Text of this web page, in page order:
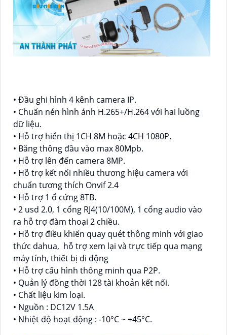
• Đầu ghi hình 4 kênh camera IP.
• Chuẩn nén hình ảnh H.265+/H.264 với hai luồng
dữ liệu.
• Hỗ trợ hiển thị 1CH 8M hoặc 4CH 1080P.
• Băng thông đầu vào max 80Mpb.
• Hỗ trợ lên đến camera 8MP.
• Hỗ trợ kết nối nhiều thương hiệu camera với
chuẩn tương thích Onvif 2.4
• Hỗ trợ 1 ổ cứng 8TB.
• 2 usd 2.0, 1 cổng RJ4(10/100M), 1 cổng audio vào
ra hỗ trợ đàm thoại 2 chiều.
• Hỗ trợ điều khiển quay quét thông minh với giao
thức dahua, hỗ trợ xem lại và trực tiếp qua mạng
máy tính, thiết bị di động
• Hỗ trợ cấu hình thông minh qua P2P.
• Quản lý đồng thời 128 tài khoản kết nối.
• Chất liệu kim loại.
• Nguồn : DC12V 1.5A
• Nhiệt độ hoạt động : -10°C ~ +45°C.